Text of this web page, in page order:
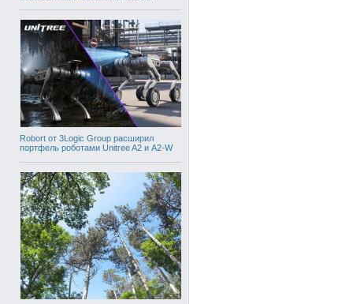
Robort от 3Logic Group расширил
портфель роботами Unitree A2 и A2-W